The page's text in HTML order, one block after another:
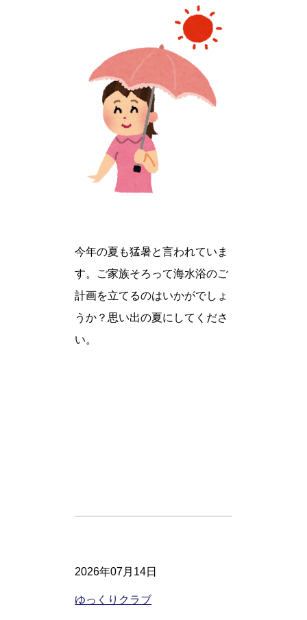
今年の夏も猛暑と言われていま
す。ご家族そろって海水浴のご
計画を立てるのはいかがでしょ
うか？思い出の夏にしてくださ
い。
2026年07月14日
ゆっくりクラブ